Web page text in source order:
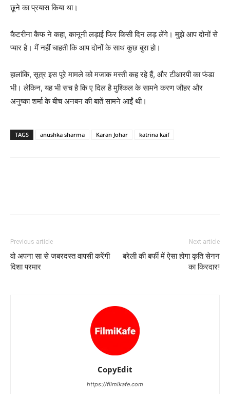
छूने का प्रयास किया था।
कैटरीना कैफ ने कहा, कानूनी लड़ाई फिर किसी दिन लड़ लेंगे। मुझे आप दोनों से
प्‍यार है। मैं नहीं चाहती कि आप दोनों के साथ कुछ बुरा हो।
हालांकि, सूत्र इस पूरे मामले को मजाक मस्‍ती कह रहे हैं, और टीआरपी का फंडा
भी। लेकिन, यह भी सच है कि ए दिल है मुश्‍किल के सामने करण जौहर और
अनुष्‍का शर्मा के बीच अनबन की बातें सामने आईं थी।
TAGS anushka sharma Karan Johar katrina kaif
Previous article
वो अपना सा से जबरदस्‍त वापसी करेंगी
दिशा परमार
Next article
बरेली की बर्फी में ऐसा होगा कृति सेनन
का किरदार!
CopyEdit
https://filmikafe.com